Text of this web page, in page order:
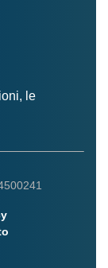
le